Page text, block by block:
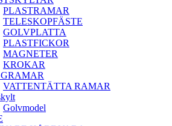
PLASTRAMAR
TELESKOPFÄSTE
GOLVPLATTA
PLASTFICKOR
MAGNETER
KROKAR
VATTENTÄTTA RAMAR
Golvmodel